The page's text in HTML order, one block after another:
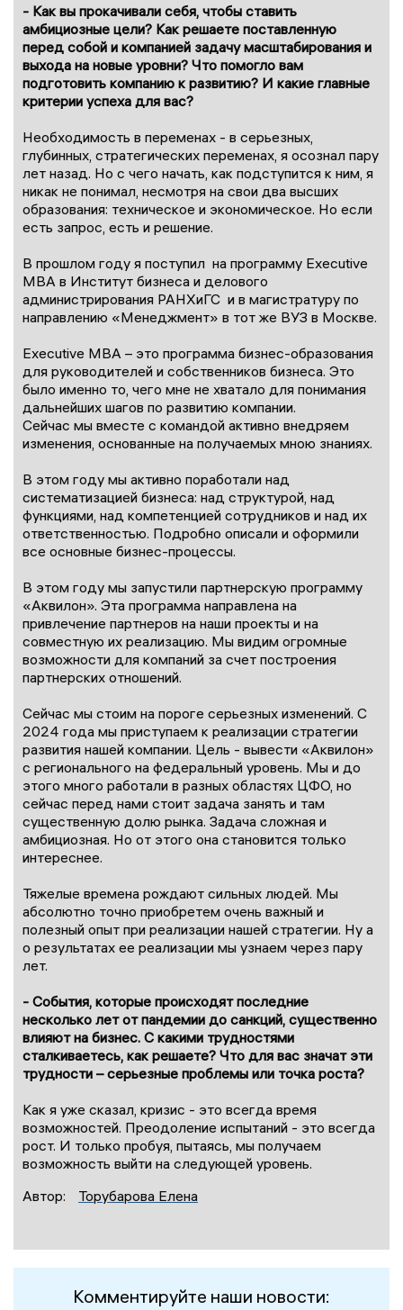
- Как вы прокачивали себя, чтобы ставить
амбициозные цели? Как решаете поставленную
перед собой и компанией задачу масштабирования и
выхода на новые уровни? Что помогло вам
подготовить компанию к развитию? И какие главные
критерии успеха для вас?
Необходимость в переменах - в серьезных,
глубинных, стратегических переменах, я осознал пару
лет назад. Но с чего начать, как подступится к ним, я
никак не понимал, несмотря на свои два высших
образования: техническое и экономическое. Но если
есть запрос, есть и решение.
В прошлом году я поступил на программу Executive
MBA в Институт бизнеса и делового
администрирования РАНХиГС и в магистратуру по
направлению «Менеджмент» в тот же ВУЗ в Москве.
Executive MBA – это программа бизнес-образования
для руководителей и собственников бизнеса. Это
было именно то, чего мне не хватало для понимания
дальнейших шагов по развитию компании.
Сейчас мы вместе с командой активно внедряем
изменения, основанные на получаемых мною знаниях.
В этом году мы активно поработали над
систематизацией бизнеса: над структурой, над
функциями, над компетенцией сотрудников и над их
ответственностью. Подробно описали и оформили
все основные бизнес-процессы.
В этом году мы запустили партнерскую программу
«Аквилон». Эта программа направлена на
привлечение партнеров на наши проекты и на
совместную их реализацию. Мы видим огромные
возможности для компаний за счет построения
партнерских отношений.
Сейчас мы стоим на пороге серьезных изменений. С
2024 года мы приступаем к реализации стратегии
развития нашей компании. Цель - вывести «Аквилон»
с регионального на федеральный уровень. Мы и до
этого много работали в разных областях ЦФО, но
сейчас перед нами стоит задача занять и там
существенную долю рынка. Задача сложная и
амбициозная. Но от этого она становится только
интереснее.
Тяжелые времена рождают сильных людей. Мы
абсолютно точно приобретем очень важный и
полезный опыт при реализации нашей стратегии. Ну а
о результатах ее реализации мы узнаем через пару
лет.
- События, которые происходят последние
несколько лет от пандемии до санкций, существенно
влияют на бизнес. С какими трудностями
сталкиваетесь, как решаете? Что для вас значат эти
трудности – серьезные проблемы или точка роста?
Как я уже сказал, кризис - это всегда время
возможностей. Преодоление испытаний - это всегда
рост. И только пробуя, пытаясь, мы получаем
возможность выйти на следующей уровень.
Автор:
Торубарова Елена
Комментируйте наши новости: